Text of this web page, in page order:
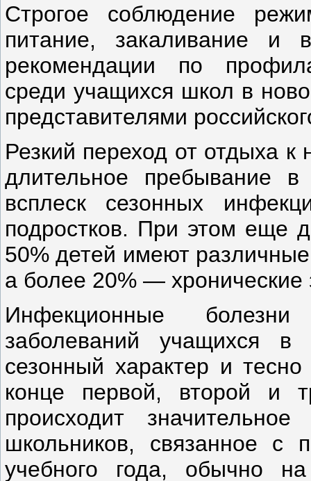
Строгое соблюдение
питание, закаливание и
рекомендации по
среди учащихся школ в
представителями
Резкий переход от отдыха
длительное пребывание в
всплеск сезонных
подростков. При этом еще
50% детей имеют
а более 20% — хронические
Инфекционные
заболеваний учащихся
сезонный характер и
конце первой, второй и
происходит
школьников, связанное с
учебного года, обычно